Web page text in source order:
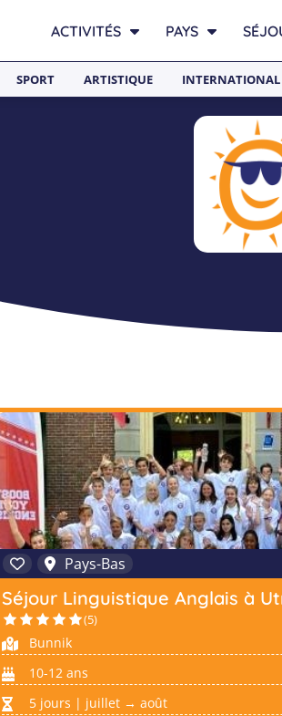
ACTIVITÉS PAYS
SPORT ARTISTIQUE INTERNATIONAL
Pays-Bas
Séjour Linguistique Anglais à
(5)
Bunnik
10-12 ans
5 jours | juillet → août